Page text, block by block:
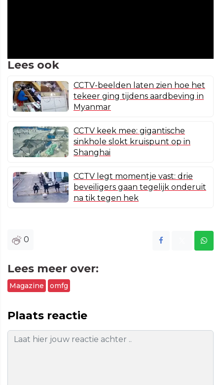
Lees ook
CCTV-beelden laten zien hoe het
tekeer ging tijdens aardbeving in
Myanmar
CCTV keek mee: gigantische
sinkhole slokt kruispunt op in
Shanghai
CCTV legt momentje vast: drie
beveiligers gaan tegelijk onderuit
na tik tegen hek
0
Lees meer over:
Magazine omfg
Plaats reactie